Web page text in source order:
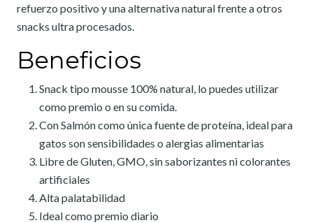
refuerzo positivo y una alternativa natural frente a otros
snacks ultra procesados.
Beneficios
Snack tipo mousse 100% natural, lo puedes utilizar
como premio o en su comida.
Con Salmón como única fuente de proteína, ideal para
gatos son sensibilidades o alergias alimentarias
Libre de Gluten, GMO, sin saborizantes ni colorantes
artificiales
Alta palatabilidad
Ideal como premio diario